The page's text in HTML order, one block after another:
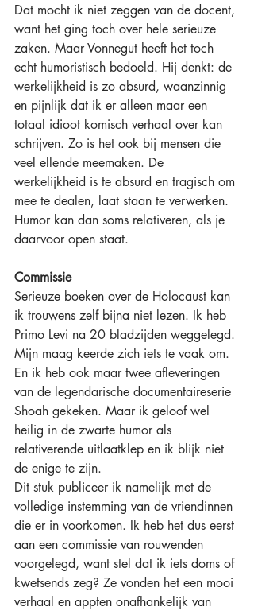
Dat mocht ik niet zeggen van de docent,
want het ging toch over hele serieuze
zaken. Maar Vonnegut heeft het toch
echt humoristisch bedoeld. Hij denkt: de
werkelijkheid is zo absurd, waanzinnig
en pijnlijk dat ik er alleen maar een
totaal idioot komisch verhaal over kan
schrijven. Zo is het ook bij mensen die
veel ellende meemaken. De
werkelijkheid is te absurd en tragisch om
mee te dealen, laat staan te verwerken.
Humor kan dan soms relativeren, als je
daarvoor open staat.
Commissie
Serieuze boeken over de Holocaust kan
ik trouwens zelf bijna niet lezen. Ik heb
Primo Levi na 20 bladzijden weggelegd.
Mijn maag keerde zich iets te vaak om.
En ik heb ook maar twee afleveringen
van de legendarische documentaireserie
Shoah gekeken. Maar ik geloof wel
heilig in de zwarte humor als
relativerende uitlaatklep en ik blijk niet
de enige te zijn.
Dit stuk publiceer ik namelijk met de
volledige instemming van de vriendinnen
die er in voorkomen. Ik heb het dus eerst
aan een commissie van rouwenden
voorgelegd, want stel dat ik iets doms of
kwetsends zeg? Ze vonden het een mooi
verhaal en appten onafhankelijk van